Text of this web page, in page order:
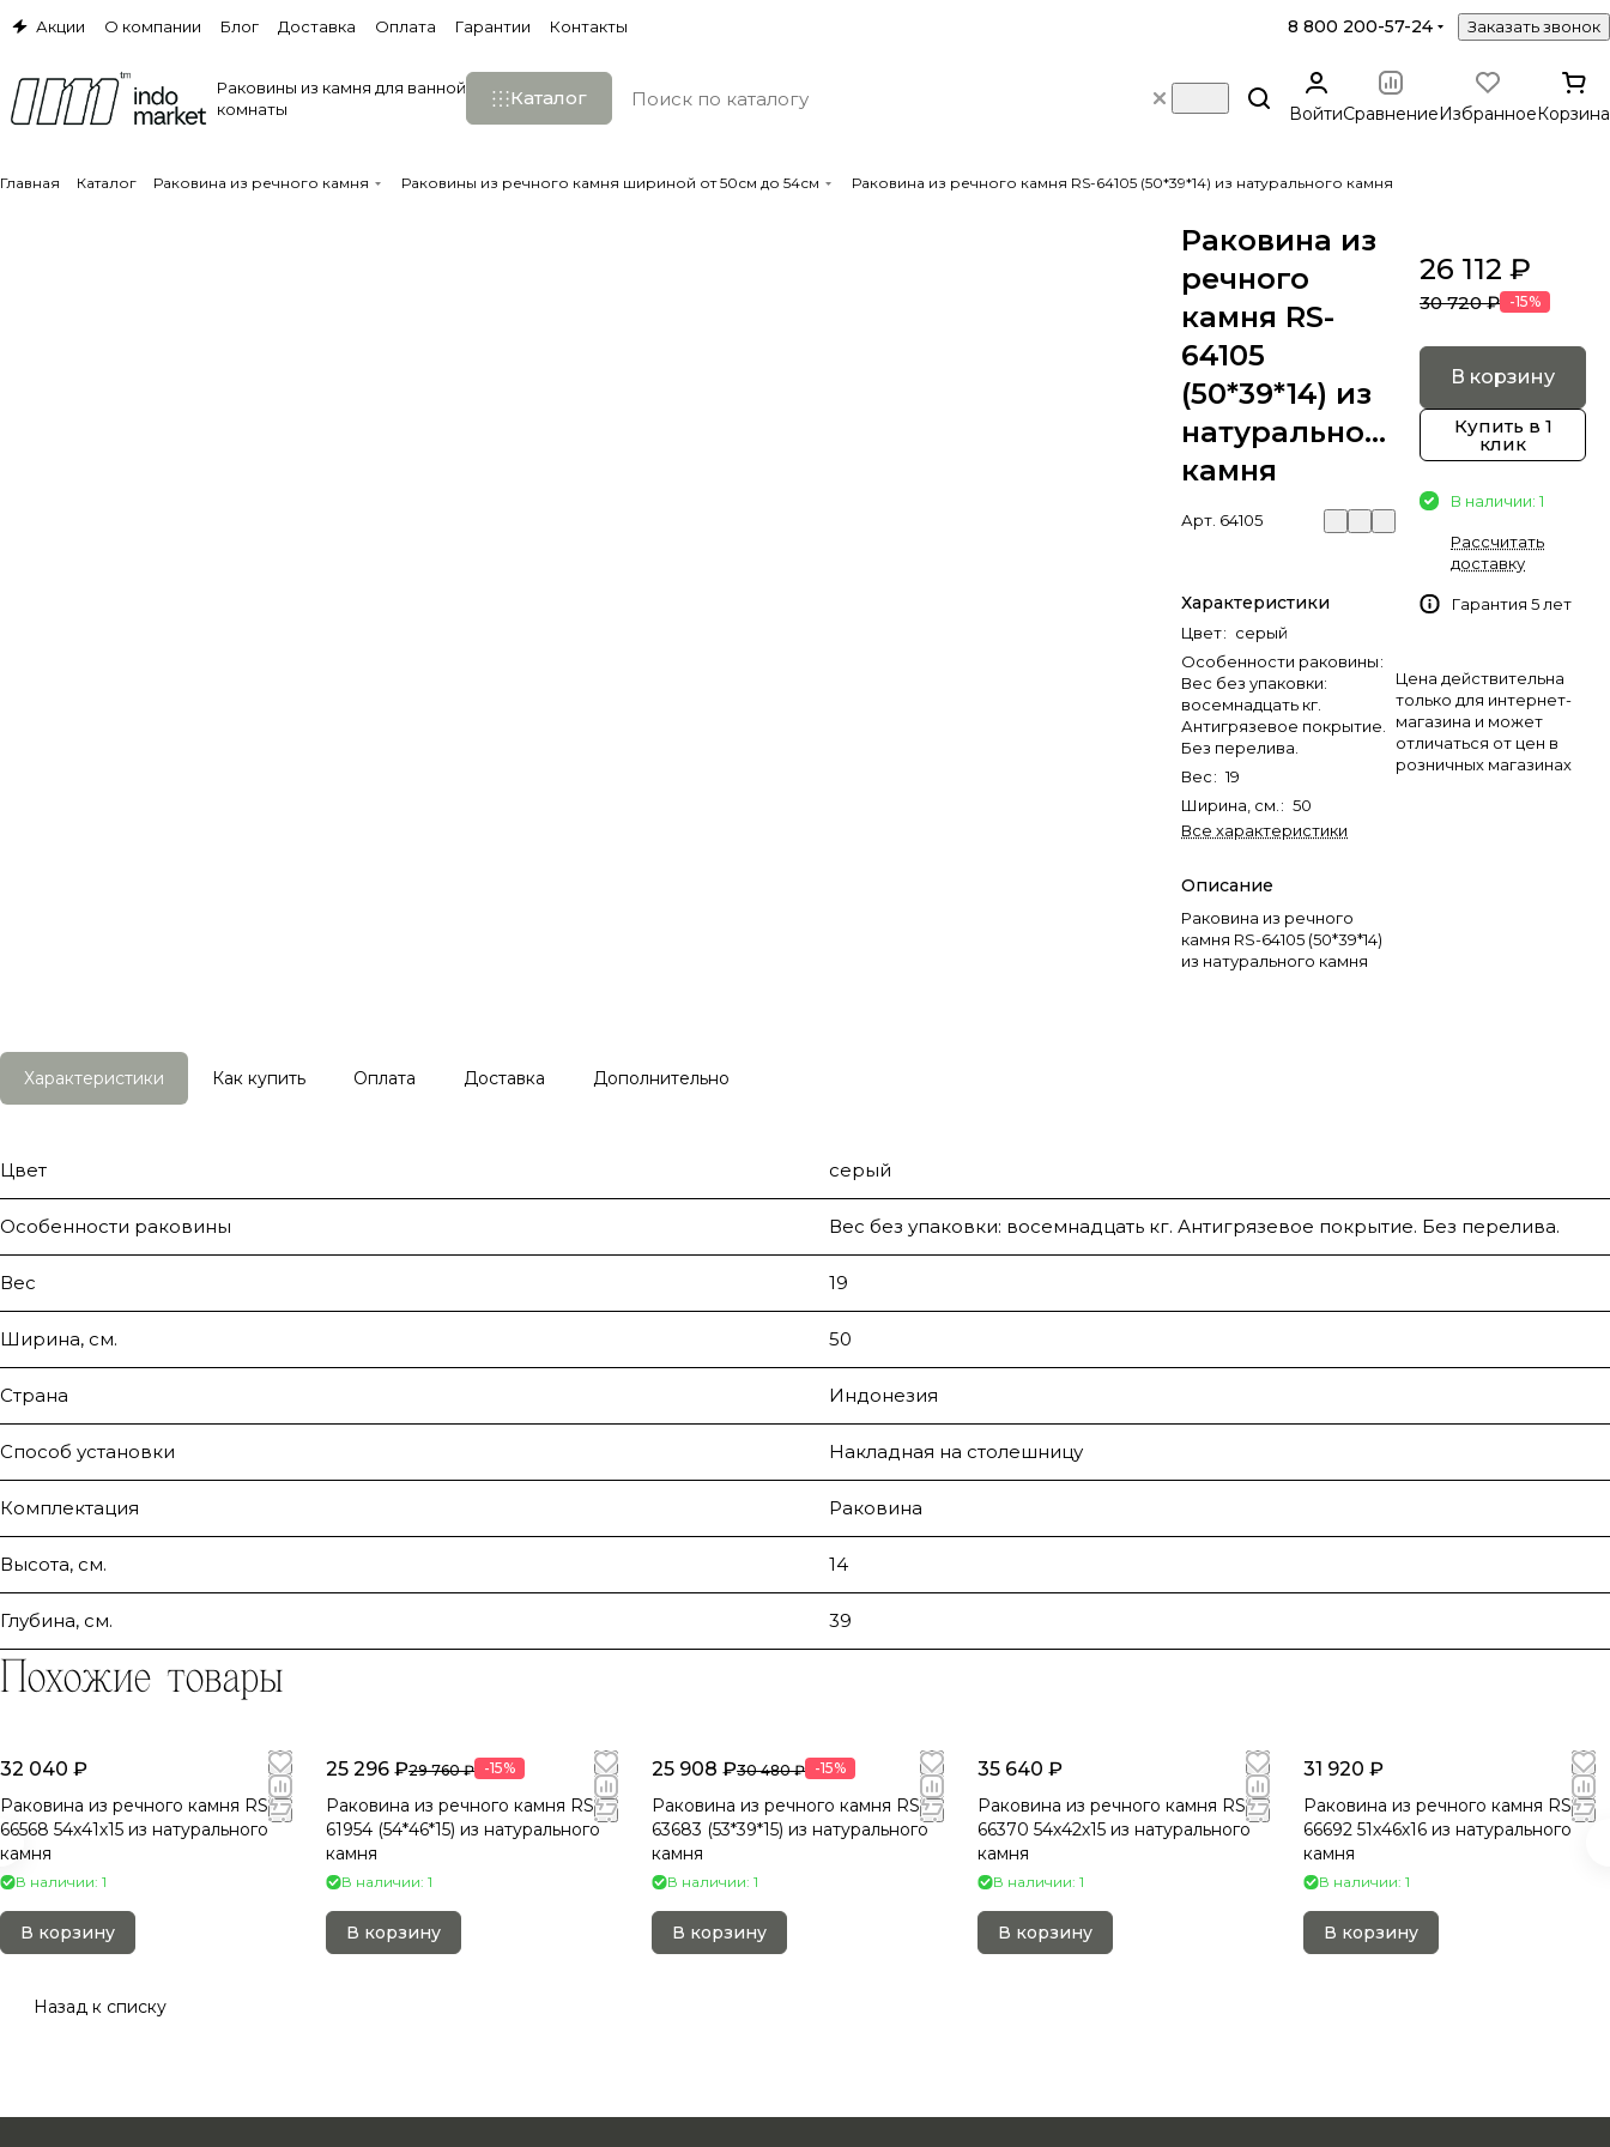
Акции О компании Блог Доставка Оплата Гарантии Контакты 8 800 200-57-24 Заказать звонок
Раковины из камня для ванной
комнаты
Каталог
ВойтиСравнениеИзбранноеКорзина
Главная Каталог Раковина из речного камня Раковины из речного камня шириной от 50см до 54см Раковина из речного камня RS-64105 (50*39*14) из натурального камня
Раковина из
речного
камня RS-
64105
(50*39*14) из
натурального
камня
Арт. 64105
Характеристики
Цвет: серый
Особенности раковины:
Вес без упаковки:
восемнадцать кг.
Антигрязевое покрытие.
Без перелива.
Вес: 19
Ширина, см. : 50
Все характеристики
Описание
Раковина из речного
камня RS-64105 (50*39*14)
из натурального камня
26 112 ₽
30 720 ₽ -15%
В корзину
Купить в 1
клик
В наличии: 1
Рассчитать
доставку
Гарантия 5 лет
Цена действительна
только для интернет-
магазина и может
отличаться от цен в
розничных магазинах
Характеристики Как купить Оплата Доставка Дополнительно
Цвет серый
Особенности раковины Вес без упаковки: восемнадцать кг. Антигрязевое покрытие. Без перелива.
Вес 19
Ширина, см. 50
Страна Индонезия
Способ установки Накладная на столешницу
Комплектация Раковина
Высота, см. 14
Глубина, см. 39
Похожие товары
32 040 ₽
Раковина из речного камня RS-
66568 54х41х15 из натурального
камня
В наличии: 1
В корзину
25 296 ₽29 760 ₽ -15%
Раковина из речного камня RS-
61954 (54*46*15) из натурального
камня
В наличии: 1
В корзину
25 908 ₽30 480 ₽ -15%
Раковина из речного камня RS-
63683 (53*39*15) из натурального
камня
В наличии: 1
В корзину
35 640 ₽
Раковина из речного камня RS-
66370 54х42х15 из натурального
камня
В наличии: 1
В корзину
31 920 ₽
Раковина из речного камня RS-
66692 51х46х16 из натурального
камня
В наличии: 1
В корзину
Назад к списку